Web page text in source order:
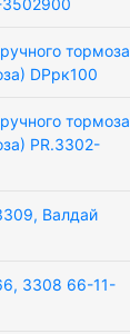
3502900
тормоза
DPрк100
тормоза
PR.3302-
Валдай
3308 66-11-